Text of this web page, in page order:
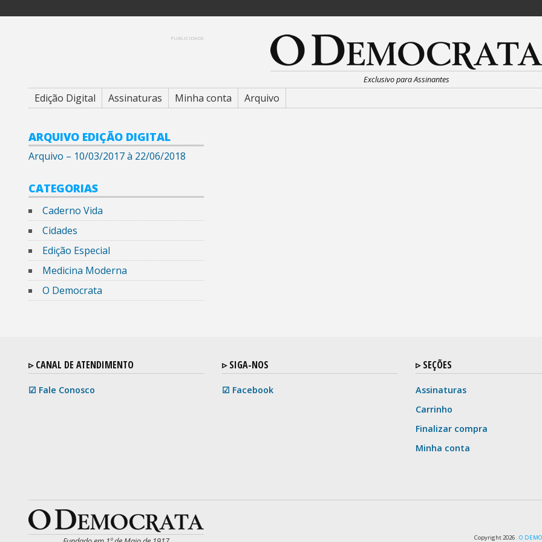
to
PUBLICIDADE
Exclusivo para Assinantes
Edição Digital Assinaturas Minha conta Arquivo
ARQUIVO EDIÇÃO DIGITAL
Arquivo – 10/03/2017 à 22/06/2018
CATEGORIAS
Caderno Vida
Cidades
Edição Especial
Medicina Moderna
O Democrata
▹ CANAL DE ATENDIMENTO
☑ Fale Conosco
▹ SIGA-NOS
☑ Facebook
▹ SEÇÕES
Assinaturas
Carrinho
Finalizar compra
Minha conta
Copyright 2026. O